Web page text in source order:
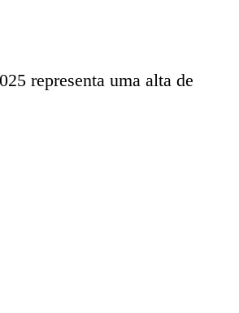
representa uma alta de